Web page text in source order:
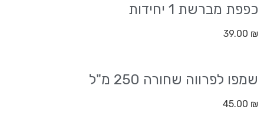
כפפת מברשת 1 יחידות
39.00 ₪
שמפו לפרווה שחורה 250 מ"ל
45.00 ₪